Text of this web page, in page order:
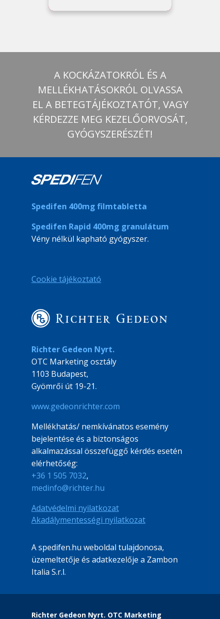
A KOCKÁZATOKRÓL ÉS A
MELLÉKHATÁSOKRÓL OLVASSA
EL A BETEGTÁJÉKOZTATÓT, VAGY
KÉRDEZZE MEG KEZELŐORVOSÁT,
GYÓGYSZERÉSZÉT!
Spedifen 400mg filmtabletta
Spedifen Rapid 400mg granulátum
Vény nélkül kapható gyógyszer.
Cookie tájékoztató
Richter Gedeon Nyrt.
OTC Marketing osztály
1103 Budapest,
Gyömrői út 19-21.
www.gedeonrichter.com
Mellékhatás/ nemkívánatos esemény
bejelentése és a biztonságos
alkalmazással összefüggő kérdés esetén
elérhetőség:
+36 1 505 7032,
medinfo@richter.hu
File
Adatvédelmi nyilatkozat
File
Akadálymentességi nyilatkozat
A spedifen.hu weboldal tulajdonosa,
üzemeltetője és adatkezelője a Zambon
Italia S.r.l.
Richter Gedeon Nyrt. OTC Marketing